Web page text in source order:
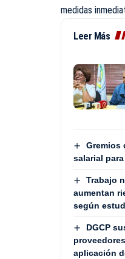
medidas
Leer Más
Gremios
salarial
Trabajo
aumentan
según
DGCP
aplicación